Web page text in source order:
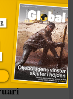
En
Carbon Brief
fortfarande
Finlands
med